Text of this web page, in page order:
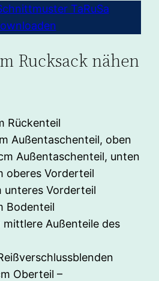
TaRuSa
Rucksack nähen
Rückenteil
Außentaschenteil, oben
Außentaschenteil, unten
oberes Vorderteil
unteres Vorderteil
Bodenteil
Außenteile des
Oberteil –